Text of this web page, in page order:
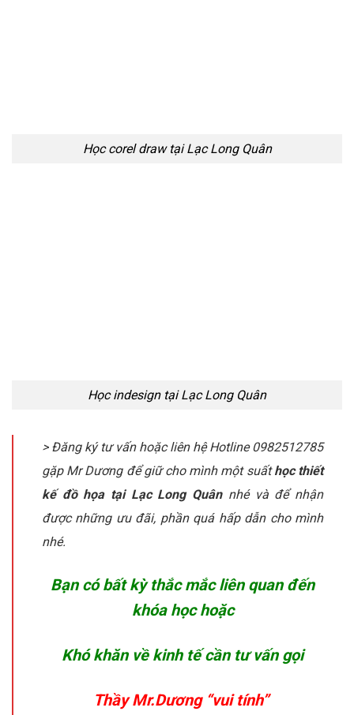
Học corel draw tại Lạc Long Quân
Học indesign tại Lạc Long Quân
> Đăng ký tư vấn hoặc liên hệ Hotline 0982512785
gặp Mr Dương để giữ cho mình một suấthọc thiết
kế đồ họa tại Lạc Long Quânnhé và để nhận
được những ưu đãi, phần quá hấp dẫn cho mình
nhé.
Bạn có bất kỳ thắc mắc liên quan đến
khóa học hoặc
Khó khăn về kinh tế cần tư vấn gọi
Thầy Mr.Dương “vui tính”